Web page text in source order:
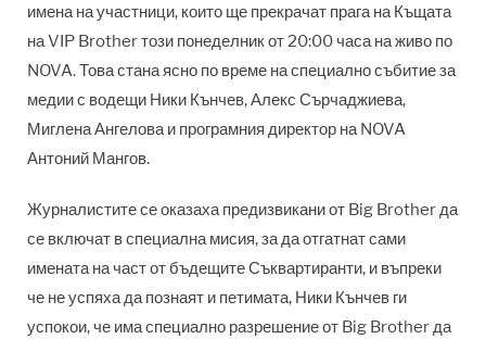
имена на участници, които ще прекрачат прага на Къщата
на VIP Brother този понеделник от 20:00 часа на живо по
NOVA. Това стана ясно по време на специално събитие за
медии с водещи Ники Кънчев, Алекс Сърчаджиева,
Миглена Ангелова и програмния директор на NOVA
Антоний Мангов.
Журналистите се оказаха предизвикани от Big Brother да
се включат в специална мисия, за да отгатнат сами
имената на част от бъдещите Съквартиранти, и въпреки
че не успяха да познаят и петимата, Ники Кънчев ги
успокои, че има специално разрешение от Big Brother да